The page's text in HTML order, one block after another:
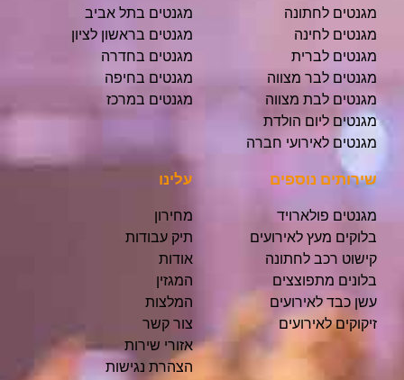
מגנטים לחתונה
מגנטים לחינה
מגנטים לברית
מגנטים לבר מצווה
מגנטים לבת מצווה
מגנטים ליום הולדת
מגנטים לאירועי חברה
מגנטים בתל אביב
מגנטים בראשון לציון
מגנטים בחדרה
מגנטים בחיפה
מגנטים במרכז
שירותים נוספים
מגנטים פולארויד
בלוקים מעץ לאירועים
קישוט רכב לחתונה
בלונים מתפוצצים
עשן כבד לאירועים
זיקוקים לאירועים
עלינו
מחירון
תיק עבודות
אודות
המגזין
המלצות
צור קשר
אזורי שירות
הצהרת נגישות